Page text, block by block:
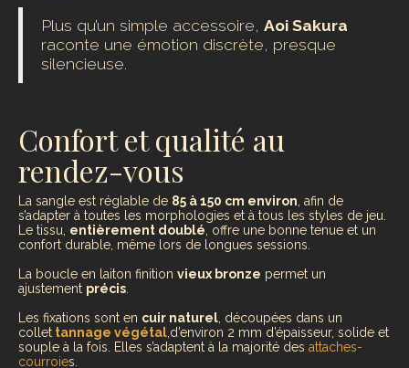
Plus qu’un simple accessoire, Aoi Sakura
raconte une émotion discrète, presque
silencieuse.
Confort et qualité au
rendez-vous
La sangle est réglable de 85 à 150 cm environ , afin de
s’adapter à toutes les morphologies et à tous les styles de jeu.
Le tissu, entièrement doublé , offre une bonne tenue et un
confort durable, même lors de longues sessions.
La boucle en laiton finition vieux bronze permet un
ajustement précis
Les fixations sont en cuir naturel , découpées dans un
collet tannage végétal ,d’environ 2 mm d’épaisseur, solide et
souple à la fois. Elles s’adaptent à la majorité des attaches-
courroies.